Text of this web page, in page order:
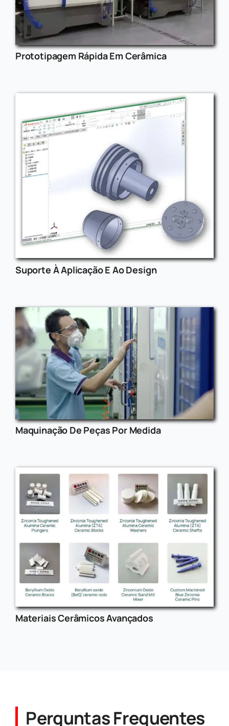
Prototipagem Rápida Em Cerâmica
Suporte À Aplicação E Ao Design
Maquinação De Peças Por Medida
Materiais Cerâmicos Avançados
Perguntas Frequentes